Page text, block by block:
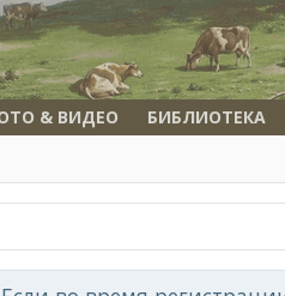
& ВИДЕО БИБЛИОТЕКА